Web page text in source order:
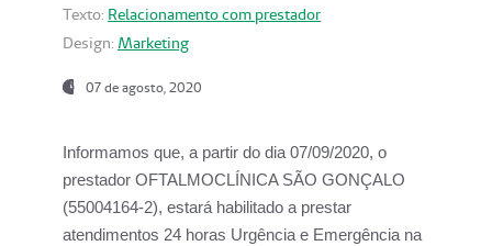
Texto: Relacionamento com prestador
Design: Marketing
07 de agosto, 2020
Informamos que, a partir do dia 07/09/2020, o
prestador OFTALMOCLÍNICA SÃO GONÇALO
(55004164-2), estará habilitado a prestar
atendimentos 24 horas Urgência e Emergência na